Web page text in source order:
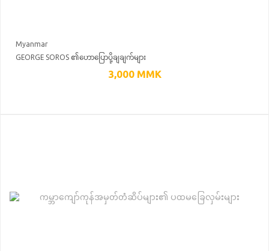
Myanmar
GEORGE SOROS ၏ဟောပြောပို့ချချက်များ
3,000 MMK